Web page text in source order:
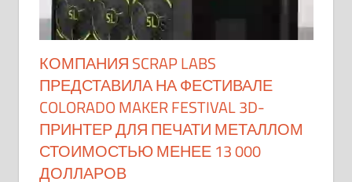
КОМПАНИЯ SCRAP LABS
ПРЕДСТАВИЛА НА ФЕСТИВАЛЕ
COLORADO MAKER FESTIVAL 3D-
ПРИНТЕР ДЛЯ ПЕЧАТИ МЕТАЛЛОМ
СТОИМОСТЬЮ МЕНЕЕ 13 000
ДОЛЛАРОВ